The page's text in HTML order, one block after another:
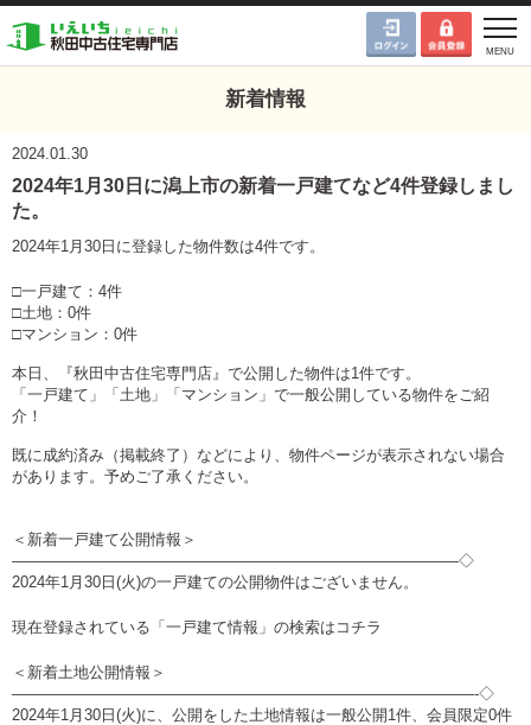
新着情報
2024.01.30
2024年1月30日に潟上市の新着一戸建てなど4件登録しまし
た。
2024年1月30日に登録した物件数は4件です。
□一戸建て：4件
□土地：0件
□マンション：0件
本日、『秋田中古住宅専門店』で公開した物件は1件です。
「一戸建て」「土地」「マンション」で一般公開している物件をご紹
介！
既に成約済み（掲載終了）などにより、物件ページが表示されない場合
があります。予めご了承ください。
＜新着一戸建て公開情報＞
—————————————————————————————◇
2024年1月30日(火)の一戸建ての公開物件はございません。
現在登録されている「一戸建て情報」の検索は コチラ
＜新着土地公開情報＞
——————————————————————————————-◇
2024年1月30日(火)に、公開をした土地情報は一般公開1件、会員限定0件